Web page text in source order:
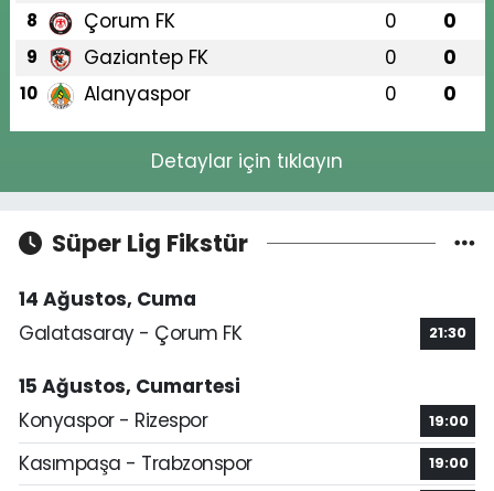
8 Çorum FK 0 0
9 Gaziantep FK 0 0
10 Alanyaspor 0 0
Detaylar için tıklayın
Süper Lig Fikstür
14 Ağustos, Cuma
Galatasaray - Çorum FK
21:30
15 Ağustos, Cumartesi
Konyaspor - Rizespor
19:00
Kasımpaşa - Trabzonspor 19:00